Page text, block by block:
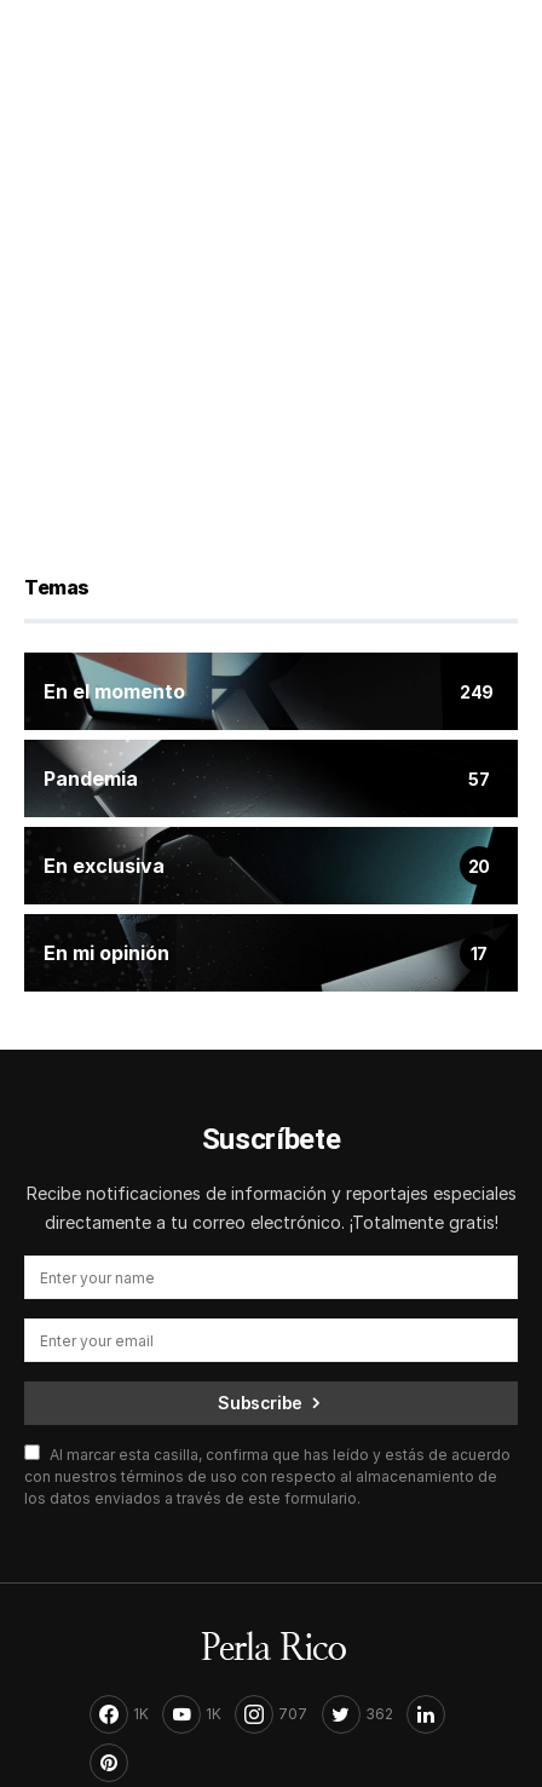
Temas
En el momento 249
Pandemia 57
En exclusiva 20
En mi opinión 17
Suscríbete
Recibe notificaciones de información y reportajes especiales
directamente a tu correo electrónico. ¡Totalmente gratis!
Subscribe
Al marcar esta casilla, confirma que has leído y estás de acuerdo
con nuestros términos de uso con respecto al almacenamiento de
los datos enviados a través de este formulario.
1K 1K 707 362